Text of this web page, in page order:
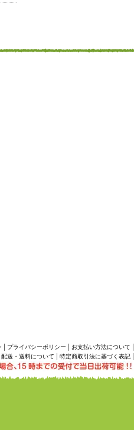
| プライバシーポリシー | お支払い方法について |
配送・送料について | 特定商取引法に基づく表記|